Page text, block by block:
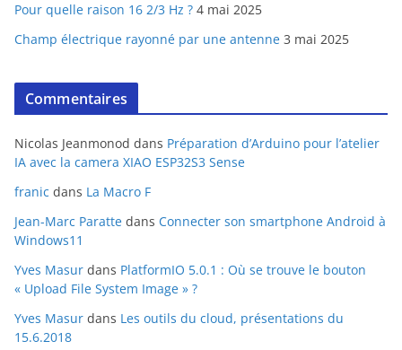
Pour quelle raison 16 2/3 Hz ? 4 mai 2025
Champ électrique rayonné par une antenne 3 mai 2025
Commentaires
Nicolas Jeanmonod dans Préparation d’Arduino pour l’atelier
IA avec la camera XIAO ESP32S3 Sense
franic dans La Macro F
Jean-Marc Paratte dans Connecter son smartphone Android à
Windows11
Yves Masur dans PlatformIO 5.0.1 : Où se trouve le bouton
« Upload File System Image » ?
Yves Masur dans Les outils du cloud, présentations du
15.6.2018